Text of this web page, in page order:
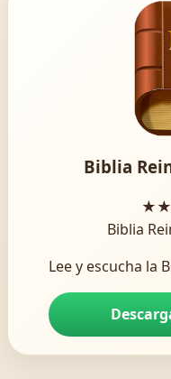
Biblia
Biblia
Lee y escucha la